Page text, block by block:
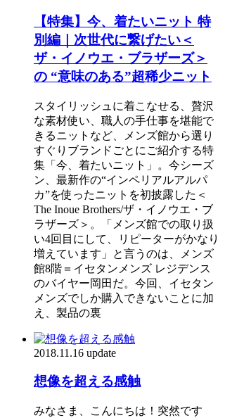
【特集】今、着たいニット 特
別編｜次世代に繋げたい＜
ザ・イノウエ・ブラザーズ＞
の “意味のある”超稀少ニット
スタイリッシュに着こなせる、贅沢
な素材使い、職人の手仕事を堪能で
きるニットなど、メンズ館から選り
すぐりブランドごとにご紹介する特
集「今、着たいニット」。今シーズ
ン、最新作の“インペリアルアルパ
カ”を使ったニットを初披露した＜
The Inoue Brothers/ザ・イノウエ・ブ
ラザーズ＞。「メンズ館での取り扱
い4回目にして、リピーターがかなり
増えています」と言うのは、メンズ
館8階＝イセタンメンズ レジデンス
のバイヤー岡田だ。今回、イセタン
メンズでしか購入できないことに加
え、製品の裏
2018.11.16 update
想像を超える感触
みなさま、こんにちは！突然です